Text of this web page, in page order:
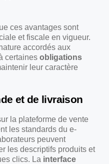
ces avantages sont
et fiscale en vigueur.
accordés aux
certaines obligations
leur caractère
et de livraison
la plateforme de vente
les standards du e-
peuvent
les descriptifs produits et
clics. La interface